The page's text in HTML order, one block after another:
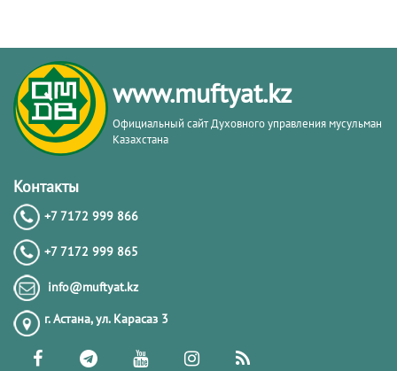
www.muftyat.kz
Официальный сайт Духовного управления мусульман
Казахстана
Контакты
+7 7172 999 866
+7 7172 999 865
info@muftyat.kz
г. Астана, ул. Карасаз 3